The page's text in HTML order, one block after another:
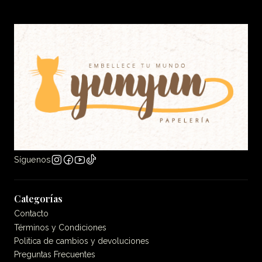
Síguenos
Categorías
Contacto
Términos y Condiciones
Politica de cambios y devoluciones
Preguntas Frecuentes